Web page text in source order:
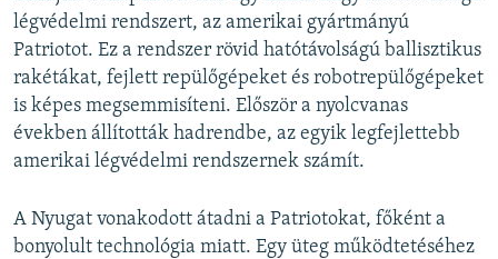
légvédelmi rendszert, az amerikai gyártmányú
Patriotot. Ez a rendszer rövid hatótávolságú ballisztikus
rakétákat, fejlett repülőgépeket és robotrepülőgépeket
is képes megsemmisíteni. Először a nyolcvanas
években állították hadrendbe, az egyik legfejlettebb
amerikai légvédelmi rendszernek számít.
A Nyugat vonakodott átadni a Patriotokat, főként a
bonyolult technológia miatt. Egy üteg működtetéséhez